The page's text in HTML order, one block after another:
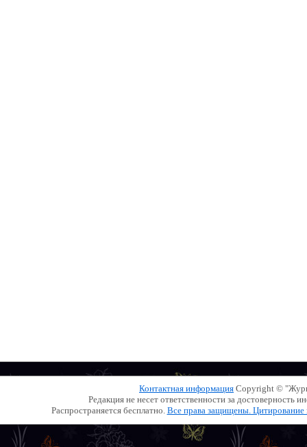
Контактная информация Copyright ©
Редакция не несет ответственности за
Распространяется бесплатно. Все права защищены. Цитирование